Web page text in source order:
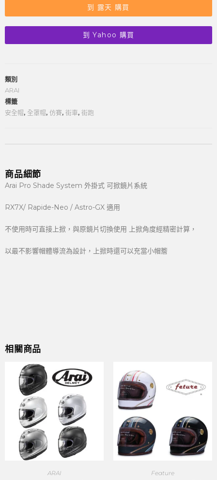
到 露天 購買
到 Yahoo 購買
類別
ARAI
標籤
安全帽, 全罩帽, 仿賽, 街車, 街跑
商品細節
Arai Pro Shade System 外掛式 可掀鏡片系統
RX7X/ Rapide-Neo / Astro-GX 適用
不使用時可直接上掀，與原鏡片切換使用 上掀角度經精密計算，
以最不影響帽體導流為設計，上掀時還可以充當小帽簷
相關商品
ARAI Feature